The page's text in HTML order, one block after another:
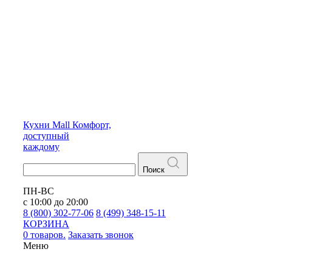
Кухни Mall Комфорт,
доступный
каждому
Поиск
ПН-ВС
с 10:00 до 20:00
8 (800) 302-77-06 8 (499) 348-15-11
КОРЗИНА
0 товаров. Заказать звонок
Меню